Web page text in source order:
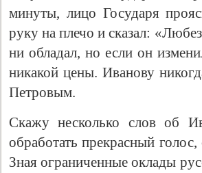
минуты, лицо Государя
руку на плечо и сказал:
ни обладал, но если он
никакой цены. Иванову
Петровым.
Скажу несколько слов об
обработать прекрасный
Зная ограниченные оклады